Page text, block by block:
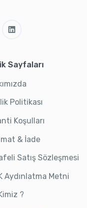
Sayfaları
Politikası
Koşulları
& İade
Satış Sözleşmesi
Aydınlatma Metni
?